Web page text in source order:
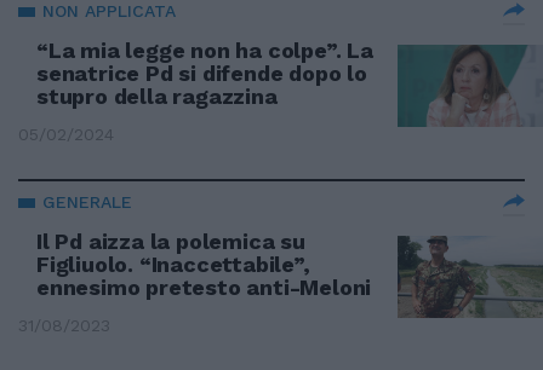
NON APPLICATA
“La mia legge non ha colpe”. La
senatrice Pd si difende dopo lo
stupro della ragazzina
05/02/2024
GENERALE
Il Pd aizza la polemica su
Figliuolo. “Inaccettabile”,
ennesimo pretesto anti-Meloni
31/08/2023